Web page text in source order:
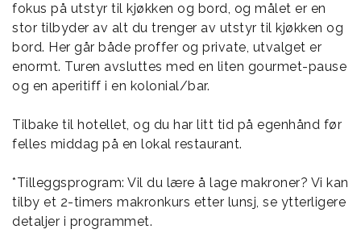
fokus på utstyr til kjøkken og bord, og målet er en
stor tilbyder av alt du trenger av utstyr til kjøkken og
bord. Her går både proffer og private, utvalget er
enormt. Turen avsluttes med en liten gourmet-pause
og en aperitiff i en kolonial/bar.
Tilbake til hotellet, og du har litt tid på egenhånd før
felles middag på en lokal restaurant.
*Tilleggsprogram: Vil du lære å lage makroner? Vi kan
tilby et 2-timers makronkurs etter lunsj, se ytterligere
detaljer i programmet.